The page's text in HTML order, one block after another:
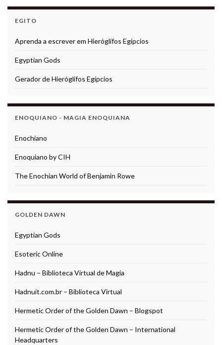
EGITO
Aprenda a escrever em Hieróglifos Egípcios
Egyptian Gods
Gerador de Hieróglifos Egípcios
ENOQUIANO - MAGIA ENOQUIANA
Enochiano
Enoquiano by CIH
The Enochian World of Benjamin Rowe
GOLDEN DAWN
Egyptian Gods
Esoteric Online
Hadnu – Biblioteca Virtual de Magia
Hadnuit.com.br – Biblioteca Virtual
Hermetic Order of the Golden Dawn – Blogspot
Hermetic Order of the Golden Dawn – International
Headquarters